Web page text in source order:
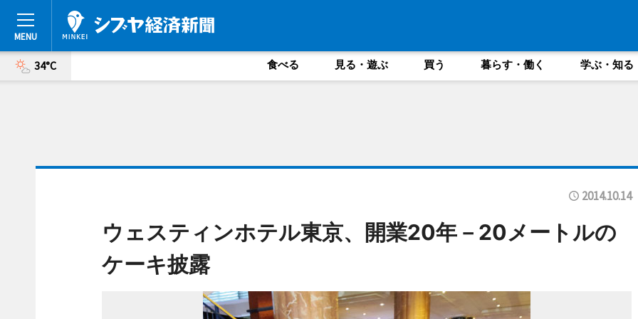
34°C 食べる 見る・遊ぶ 買う 暮らす・働く 学ぶ・知る
2014.10.14
ウェスティンホテル東京、開業20年－20メートルの
ケーキ披露